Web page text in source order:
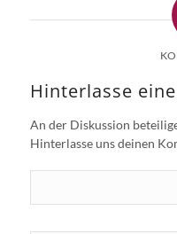
Hinterlasse
An der Diskussion
Hinterlasse uns deinen